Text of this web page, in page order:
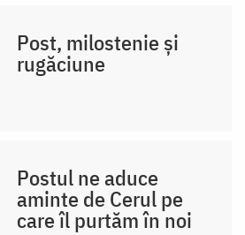
Post, milostenie și
rugăciune
Postul ne aduce
aminte de Cerul pe
care îl purtăm în noi